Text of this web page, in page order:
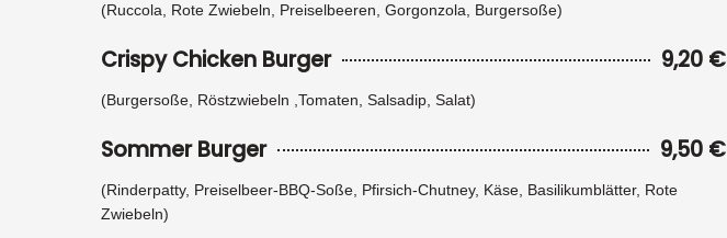
(Ruccola, Rote Zwiebeln, Preiselbeeren, Gorgonzola, Burgersoße)
Crispy Chicken Burger 9,20 €
(Burgersoße, Röstzwiebeln ,Tomaten, Salsadip, Salat)
Sommer Burger 9,50 €
(Rinderpatty, Preiselbeer-BBQ-Soße, Pfirsich-Chutney, Käse, Basilikumblätter, Rote
Zwiebeln)